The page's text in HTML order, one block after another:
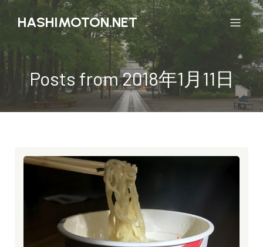
HASHIMOTON.NET
Posts from 2018年1月11日